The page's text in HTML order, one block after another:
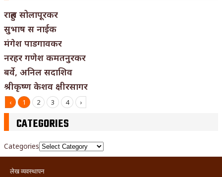
राहुल सोलापूरकर
सुभाष स नाईक
मंगेश पाडगावकर
नरहर गणेश कमतनुरकर
बर्वे, अनिल सदाशिव
श्रीकृष्ण केशव क्षीरसागर
‹ 1 2 3 4 ›
CATEGORIES
Categories
लेख व्यवस्थापन